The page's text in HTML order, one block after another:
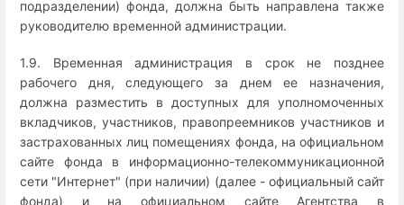
подразделении) фонда, должна быть направлена также
руководителю временной администрации.
1.9. Временная администрация в срок не позднее
рабочего дня, следующего за днем ее назначения,
должна разместить в доступных для уполномоченных
вкладчиков, участников, правопреемников участников и
застрахованных лиц помещениях фонда, на официальном
сайте фонда в информационно-телекоммуникационной
сети "Интернет" (при наличии) (далее - официальный сайт
фонда) и на официальном сайте Агентства в